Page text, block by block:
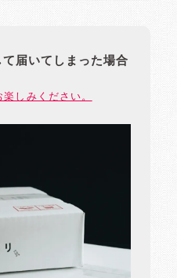
届いてしまった場合
しみください。